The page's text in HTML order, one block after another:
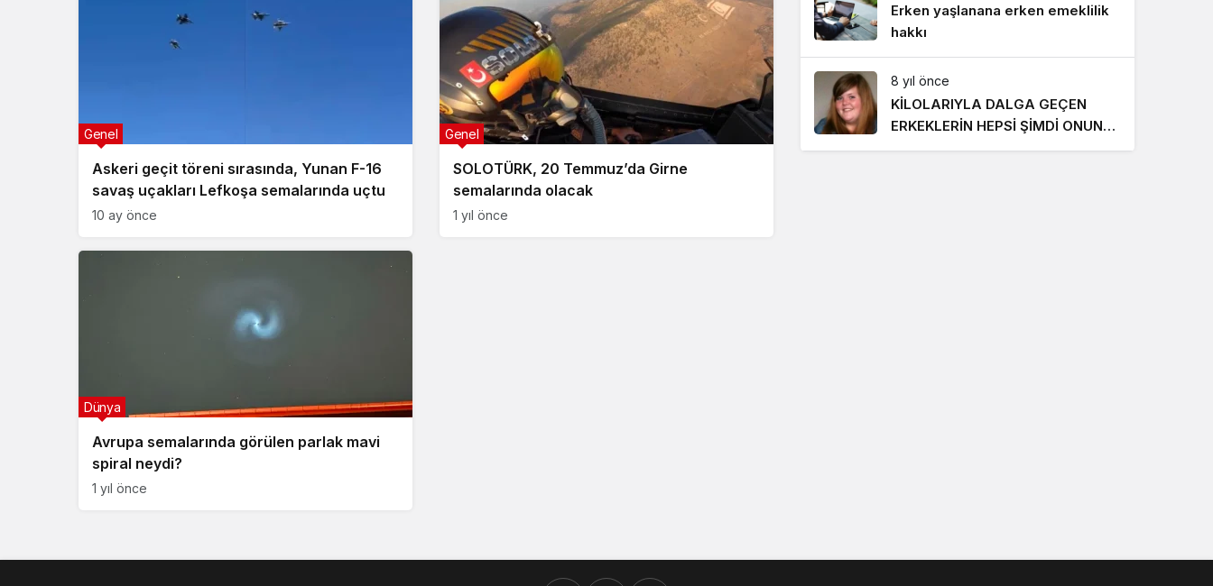
Askeri geçit töreni sırasında, Yunan F-16
savaş uçakları Lefkoşa semalarında uçtu
Genel
10 ay önce
SOLOTÜRK, 20 Temmuz’da Girne
semalarında olacak
Genel
1 yıl önce
Avrupa semalarında görülen parlak mavi
spiral neydi?
Dünya
1 yıl önce
Erken yaşlanana erken emeklilik
hakkı
8 yıl önce
KİLOLARIYLA DALGA GEÇEN
ERKEKLERİN HEPSİ ŞİMDİ ONUN
PEŞİNDE! SON HALİ İNANILMAZ